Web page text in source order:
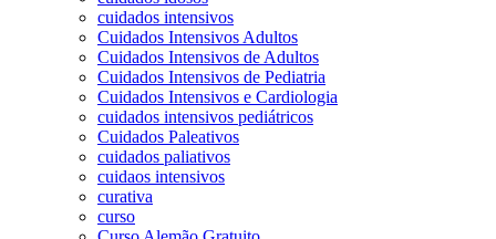
cuidados intensivos
Cuidados Intensivos Adultos
Cuidados Intensivos de Adultos
Cuidados Intensivos de Pediatria
Cuidados Intensivos e Cardiologia
cuidados intensivos pediátricos
Cuidados Paleativos
cuidados paliativos
cuidaos intensivos
curativa
curso